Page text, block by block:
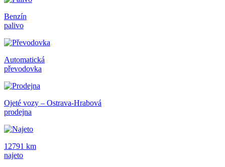
Benzín
palivo
Automatická
převodovka
Ojeté vozy – Ostrava-Hrabová
prodejna
12791 km
najeto